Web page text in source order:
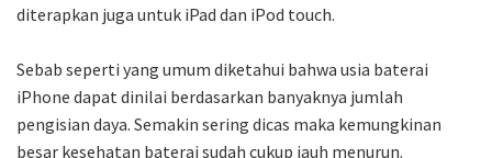
diterapkan juga untuk iPad dan iPod touch.
Sebab seperti yang umum diketahui bahwa usia baterai
iPhone dapat dinilai berdasarkan banyaknya jumlah
pengisian daya. Semakin sering dicas maka kemungkinan
besar kesehatan baterai sudah cukup jauh menurun.